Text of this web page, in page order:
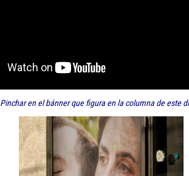
Pinchar en el bánner que figura en la columna de este